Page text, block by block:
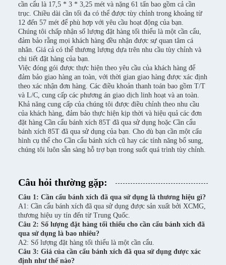
cần cẩu là 17,5 * 3 * 3,25 mét và nặng 61 tấn bao gồm cả cần
trục. Chiều dài cần tối đa có thể được tùy chỉnh trong khoảng từ
12 đến 57 mét để phù hợp với yêu cầu hoạt động của bạn.
Chúng tôi chấp nhận số lượng đặt hàng tối thiểu là một cần cẩu,
đảm bảo rằng mọi khách hàng đều nhận được sự quan tâm cá
nhân. Giá cả có thể thương lượng dựa trên nhu cầu tùy chỉnh và
chi tiết đặt hàng của bạn.
Việc đóng gói được thực hiện theo yêu cầu của khách hàng để
đảm bảo giao hàng an toàn, với thời gian giao hàng được xác định
theo xác nhận đơn hàng. Các điều khoản thanh toán bao gồm T/T
và L/C, cung cấp các phương án giao dịch linh hoạt và an toàn.
Khả năng cung cấp của chúng tôi được điều chỉnh theo nhu cầu
của khách hàng, đảm bảo thực hiện kịp thời và hiệu quả các đơn
đặt hàng Cần cẩu bánh xích 85T đã qua sử dụng hoặc Cần cẩu
bánh xích 85T đã qua sử dụng của bạn. Cho dù bạn cần một cấu
hình cụ thể cho Cần cẩu bánh xích cũ hay các tính năng bổ sung,
chúng tôi luôn sẵn sàng hỗ trợ bạn trong suốt quá trình tùy chỉnh.
Câu hỏi thường gặp:
Câu 1: Cần cẩu bánh xích đã qua sử dụng là thương hiệu gì?
A1: Cần cẩu bánh xích đã qua sử dụng được sản xuất bởi XCMG,
thương hiệu uy tín đến từ Trung Quốc.
Câu 2: Số lượng đặt hàng tối thiểu cho cần cẩu bánh xích đã
qua sử dụng là bao nhiêu?
A2: Số lượng đặt hàng tối thiểu là một cần cẩu.
Câu 3: Giá của cần cẩu bánh xích đã qua sử dụng được xác
định như thế nào?